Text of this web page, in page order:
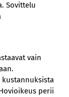
Sovittelu
vain
kustannuksista
perii